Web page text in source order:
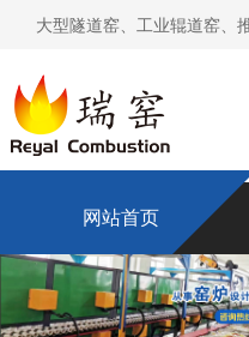
大型隧道窑、工业辊道窑、
网站首页